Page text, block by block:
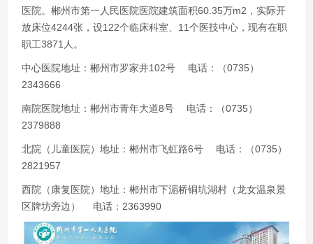
医院。郴州市第一人民医院医院建筑面积60.35万m2，实际开
放床位4244张，设122个临床科室、11个医技中心，现有在职
职工3871人。
中心医院地址：郴州市罗家井102号 电话：（0735）
2343666
南院医院地址：郴州市青年大道8号 电话：（0735）
2379888
北院（儿童医院）地址：郴州市飞虹路6号 电话：（0735）
2821957
西院（康复医院）地址：郴州市下湄桥铜坑湖村（龙女温泉景
区牌坊旁边） 电话：2363990